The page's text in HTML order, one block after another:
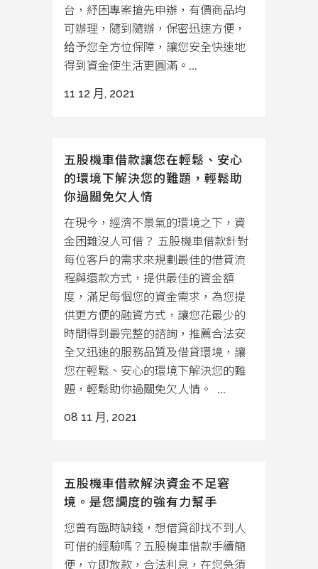
台，紓困專案搶先申辦，有價商品均
可辦理，隨到隨辦，保密迅速方便，
给予您全方位保障，讓您安全快速地
得到資金使生活更圓滿。...
11 12 月, 2021
五股機車借款讓您在輕鬆、安心
的環境下解決您的難題，輕鬆助
你過關免欠人情
在現今，經濟不景氣的環境之下，資
金困難沒人可借？ 五股機車借款針對
每位客戶的需求來規劃最佳的借貸流
程與還款方式，提供最佳的資金額
度，滿足每個您的資金需求，為您提
供更方便的融資方式，讓您花最少的
時間得到最完整的諮詢，推薦合法安
全又迅速的服務品質及借貸環境，讓
您在輕鬆、安心的環境下解決您的難
題，輕鬆助你過關免欠人情。 ...
08 11 月, 2021
五股機車借款解決資金不足窘
境。是您調度的強有力幫手
您曾有臨時缺錢，想借貸卻找不到人
可借的經驗嗎？五股機車借款手續簡
便，立即放款，合法利息，在您急須